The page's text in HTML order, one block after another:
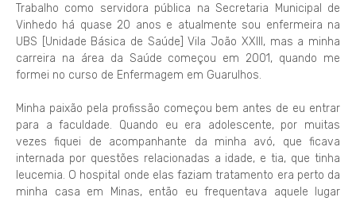
Trabalho como servidora pública na Secretaria Municipal de
Vinhedo há quase 20 anos e atualmente sou enfermeira na
UBS [Unidade Básica de Saúde] Vila João XXIII, mas a minha
carreira na área da Saúde começou em 2001, quando me
formei no curso de Enfermagem em Guarulhos.
Minha paixão pela profissão começou bem antes de eu entrar
para a faculdade. Quando eu era adolescente, por muitas
vezes fiquei de acompanhante da minha avó, que ficava
internada por questões relacionadas a idade, e tia, que tinha
leucemia. O hospital onde elas faziam tratamento era perto da
minha casa em Minas, então eu frequentava aquele lugar